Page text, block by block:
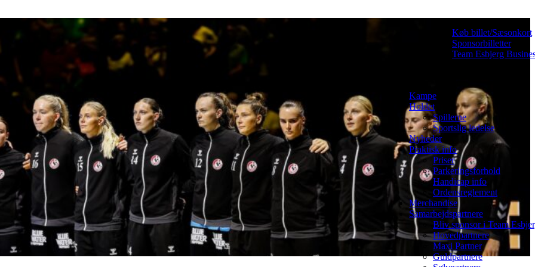
Køb billet/Sæsonkort
Sponsorbilletter
Team Esbjerg
Kampe
Holdet
Spillerne
Sportslig ledelse
Nyheder
Praktisk info
Priser
Parkeringsforhold
Handicap info
Ordensreglement
Merchandise
Samarbejdspartnere
Bliv sponsor i Team
Hovedpartnere
Maxi Partner
Guldpartnere